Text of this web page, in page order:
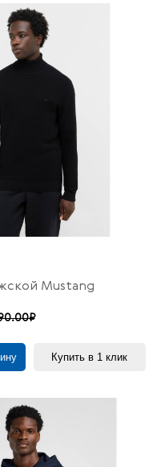
Mustang
Купить в 1 клик